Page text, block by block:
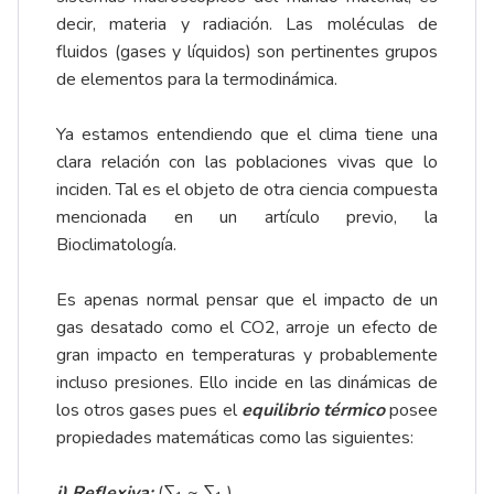
decir, materia y radiación. Las moléculas de
fluidos (gases y líquidos) son pertinentes grupos
de elementos para la termodinámica.
Ya estamos entendiendo que el clima tiene una
clara relación con las poblaciones vivas que lo
inciden. Tal es el objeto de otra ciencia compuesta
mencionada en un artículo previo, la
Bioclimatología.
Es apenas normal pensar que el impacto de un
gas desatado como el CO2, arroje un efecto de
gran impacto en temperaturas y probablemente
incluso presiones. Ello incide en las dinámicas de
los otros gases pues elequilibrio térmicoposee
propiedades matemáticas como las siguientes: